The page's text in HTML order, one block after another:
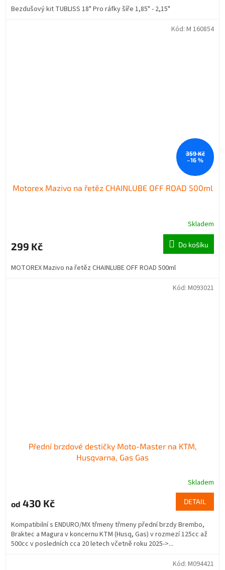
Bezdušový kit TUBLISS 18" Pro ráfky šíře 1,85" - 2,15"
359 Kč
–16 %
Motorex Mazivo na řetěz CHAINLUBE OFF ROAD 500ml
Skladem
299 Kč Do košíku
MOTOREX Mazivo na řetěz CHAINLUBE OFF ROAD 500ml
Kód: M 160854
Přední brzdové destičky Moto-Master na KTM,
Husqvarna, Gas Gas
Skladem
od 430 Kč DETAIL
Kompatibilní s ENDURO/MX třmeny třmeny přední brzdy Brembo,
Braktec a Magura v koncernu KTM (Husq, Gas) v rozmezí 125cc až
500cc v posledních cca 20 letech včetně roku 2025->...
Kód: M093021
Kód: M094421